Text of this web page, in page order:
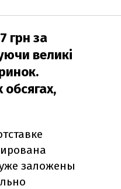
грн за
великі
обсягах,
заложены